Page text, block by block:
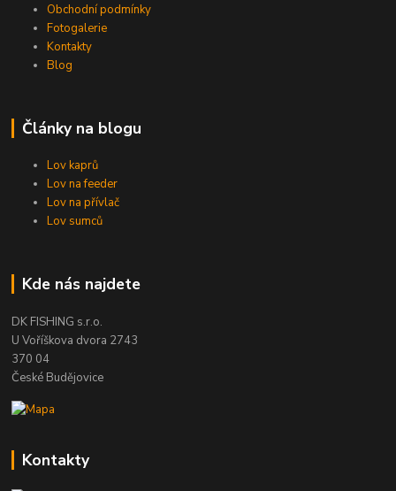
Obchodní podmínky
Fotogalerie
Kontakty
Blog
Články na blogu
Lov kaprů
Lov na feeder
Lov na přívlač
Lov sumců
Kde nás najdete
DK FISHING s.r.o.
U Voříškova dvora 2743
370 04
České Budějovice
Kontakty